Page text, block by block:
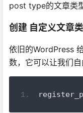
post type的文章类
创建 自定义文章类
依旧的WordPress
数，它可以让我们自